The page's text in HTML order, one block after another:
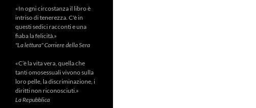
«In ogni circostanza il libro è
intriso di tenerezza. C'è in
questi sedici racconti e una
fiaba la felicità.»
"La lettura" Corriere della Sera
«C’è la vita vera, quella che
tanti omosessuali vivono sulla
loro pelle, la discriminazione, i
diritti non riconosciuti.»
La Repubblica